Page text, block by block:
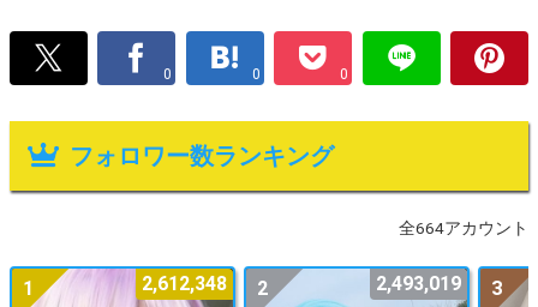
0 0 0
フォロワー数ランキング
全664アカウント
1 2,612,348 2 2,493,019 3